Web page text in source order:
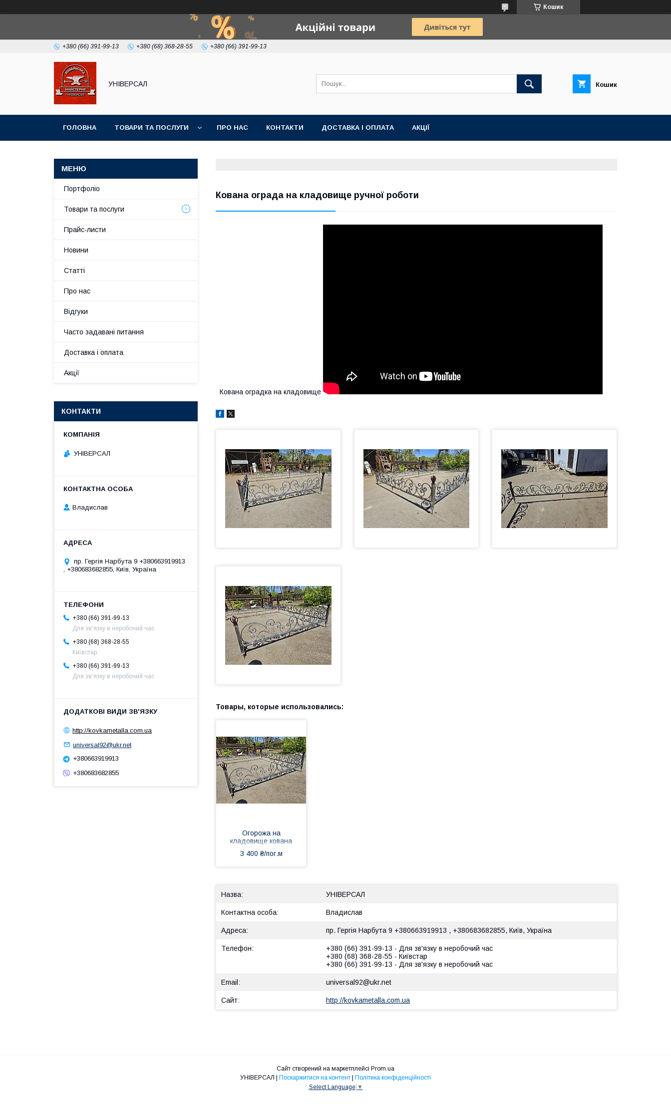
Кошик
+380 (66) 391-99-13 +380 (68) 368-28-55 +380 (66) 391-99-13
УНІВЕРСАЛ Кошик
ГОЛОВНА ТОВАРИ ТА ПОСЛУГИ ПРО НАС КОНТАКТИ ДОСТАВКА І ОПЛАТА АКЦІЇ
Кована ограда на кладовище ручної роботи
Кована оградка на кладовище
Огорожа на
кладовище кована
арт ок 30.
3 400 ₴/пог.м
УНІВЕРСАЛ
Владислав
пр. Гергія Нарбута 9 +380663919913 , +380683682855, Київ, Україна
+380 (66) 391-99-13
Для зв'язку в неробочий час
+380 (68) 368-28-55
Київстар
+380 (66) 391-99-13
Для зв'язку в неробочий час
universal92@ukr.net
http://kovkametalla.com.ua
Портфоліо
Товари та послуги
Прайс-листи
Новини
Статті
Про нас
Відгуки
Часто задавані питання
Доставка і оплата
Акції
КОНТАКТИ
УНІВЕРСАЛ
Владислав
пр. Гергія Нарбута 9 +380663919913
, +380683682855, Київ, Україна
+380 (66) 391-99-13
Для зв'язку в неробочий час
+380 (68) 368-28-55
Київстар
+380 (66) 391-99-13
Для зв'язку в неробочий час
http://kovkametalla.com.ua
universal92@ukr.net
+380663919913
+380683682855
Сайт створений на маркетплейсі Prom.ua
Поскаржитися на контент
Політика конфіденційності
Select Language ▼